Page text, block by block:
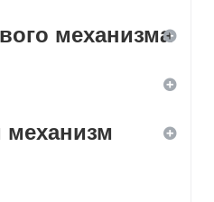
механизма